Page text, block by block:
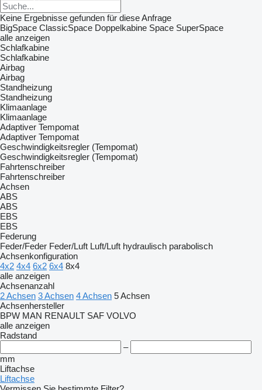
Keine Ergebnisse gefunden für diese Anfrage
BigSpace ClassicSpace Doppelkabine Space SuperSpace
alle anzeigen
Schlafkabine
Schlafkabine
Airbag
Airbag
Standheizung
Standheizung
Klimaanlage
Klimaanlage
Adaptiver Tempomat
Adaptiver Tempomat
Geschwindigkeitsregler (Tempomat)
Geschwindigkeitsregler (Tempomat)
Fahrtenschreiber
Fahrtenschreiber
Achsen
ABS
ABS
EBS
EBS
Federung
Feder/Feder Feder/Luft Luft/Luft hydraulisch parabolisch
Achsenkonfiguration
4x2 4x4 6x2 6x4 8x4
alle anzeigen
Achsenanzahl
2 Achsen 3 Achsen 4 Achsen 5 Achsen
Achsenhersteller
BPW MAN RENAULT SAF VOLVO
alle anzeigen
Radstand
–
mm
Liftachse
Liftachse